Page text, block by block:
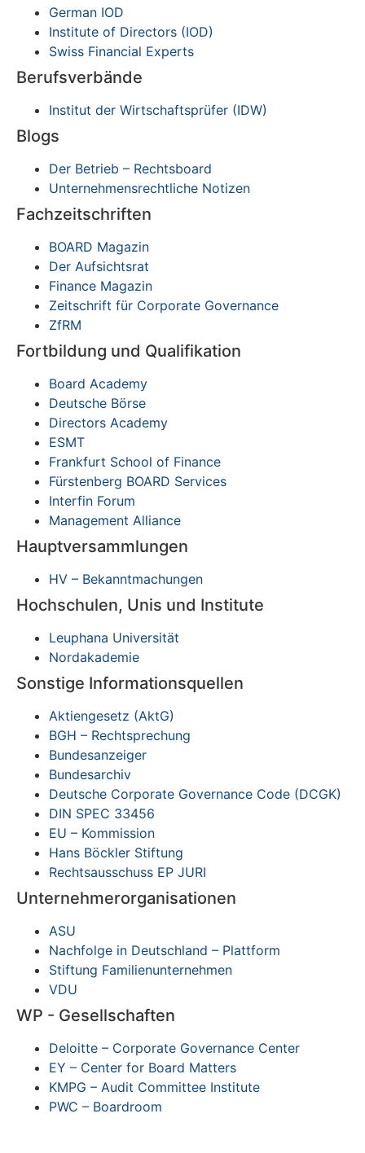
German IOD
Institute of Directors (IOD)
Swiss Financial Experts
Berufsverbände
Institut der Wirtschaftsprüfer (IDW)
Blogs
Der Betrieb – Rechtsboard
Unternehmensrechtliche Notizen
Fachzeitschriften
BOARD Magazin
Der Aufsichtsrat
Finance Magazin
Zeitschrift für Corporate Governance
ZfRM
Fortbildung und Qualifikation
Board Academy
Deutsche Börse
Directors Academy
ESMT
Frankfurt School of Finance
Fürstenberg BOARD Services
Interfin Forum
Management Alliance
Hauptversammlungen
HV – Bekanntmachungen
Hochschulen, Unis und Institute
Leuphana Universität
Nordakademie
Sonstige Informationsquellen
Aktiengesetz (AktG)
BGH – Rechtsprechung
Bundesanzeiger
Bundesarchiv
Deutsche Corporate Governance Code (DCGK)
DIN SPEC 33456
EU – Kommission
Hans Böckler Stiftung
Rechtsausschuss EP JURI
Unternehmerorganisationen
ASU
Nachfolge in Deutschland – Plattform
Stiftung Familienunternehmen
VDU
WP - Gesellschaften
Deloitte – Corporate Governance Center
EY – Center for Board Matters
KMPG – Audit Committee Institute
PWC – Boardroom